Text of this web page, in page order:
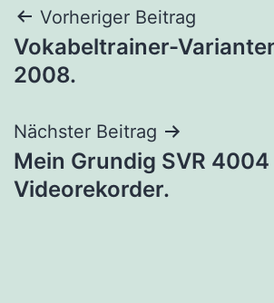
Vorheriger Beitrag
Vokabeltrainer-
2008.
Nächster Beitrag
Mein Grundig SVR 4004
Videorekorder.